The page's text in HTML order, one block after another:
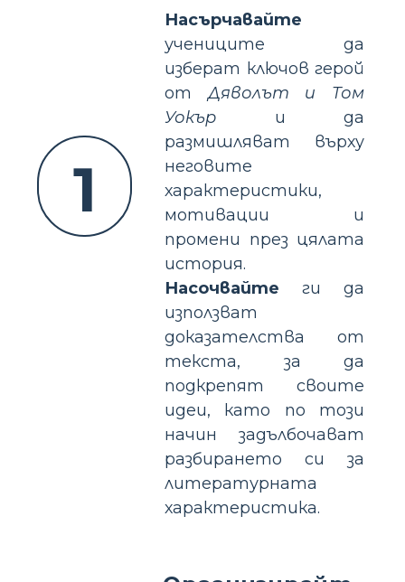
1
Насърчавайте
учениците да
изберат ключов герой
отДяволът и Том
Уокър и да
размишляват върху
неговите
характеристики,
мотивации и
промени през цялата
история.
Насочвайте ги да
използват
доказателства от
текста, за да
подкрепят своите
идеи, като по този
начин задълбочават
разбирането си за
литературната
характеристика.